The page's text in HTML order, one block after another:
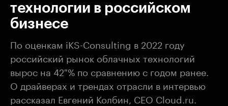
технологии в российском
бизнесе
По оценкам iKS-Consulting в 2022 году
российский рынок облачных технологий
вырос на 42 % по сравнению с годом ранее.
О драйверах и трендах отрасли в интервью
рассказал Евгений Колбин, CEO Cloud.ru.